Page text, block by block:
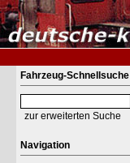
Fahrzeug-Schnellsuche
zur erweiterten Suche
Navigation